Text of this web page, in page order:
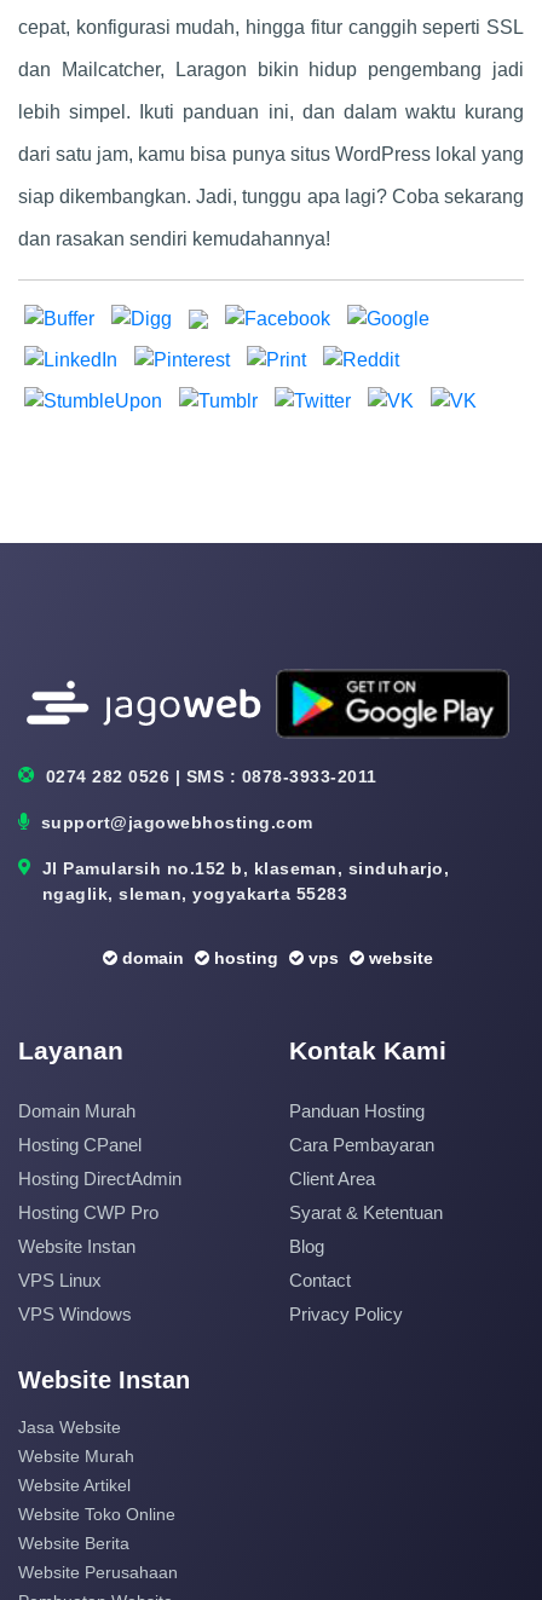
cepat, konfigurasi mudah, hingga fitur canggih seperti SSL
dan Mailcatcher, Laragon bikin hidup pengembang jadi
lebih simpel. Ikuti panduan ini, dan dalam waktu kurang
dari satu jam, kamu bisa punya situs WordPress lokal yang
siap dikembangkan. Jadi, tunggu apa lagi? Coba sekarang
dan rasakan sendiri kemudahannya!
0274 282 0526 | SMS : 0878-3933-2011
support@jagowebhosting.com
Jl Pamularsih no.152 b, klaseman, sinduharjo,
ngaglik, sleman, yogyakarta 55283
domain hosting vps website
Layanan
Domain Murah
Hosting CPanel
Hosting DirectAdmin
Hosting CWP Pro
Website Instan
VPS Linux
VPS Windows
Kontak Kami
Panduan Hosting
Cara Pembayaran
Client Area
Syarat & Ketentuan
Blog
Contact
Privacy Policy
Website Instan
Jasa Website
Website Murah
Website Artikel
Website Toko Online
Website Berita
Website Perusahaan